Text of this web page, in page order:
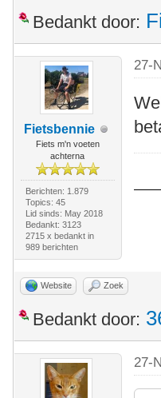
Bedankt door:
Fietsbennie
Fiets m'n voeten
achterna
Berichten: 1.879
Topics: 45
Lid sinds: May 2018
Bedankt: 3123
2715 x bedankt in
989 berichten
27-
Website Zoek
Bedankt door:
27-